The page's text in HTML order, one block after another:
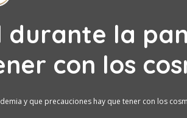
durante la
con los
y que precauciones hay que tener con los